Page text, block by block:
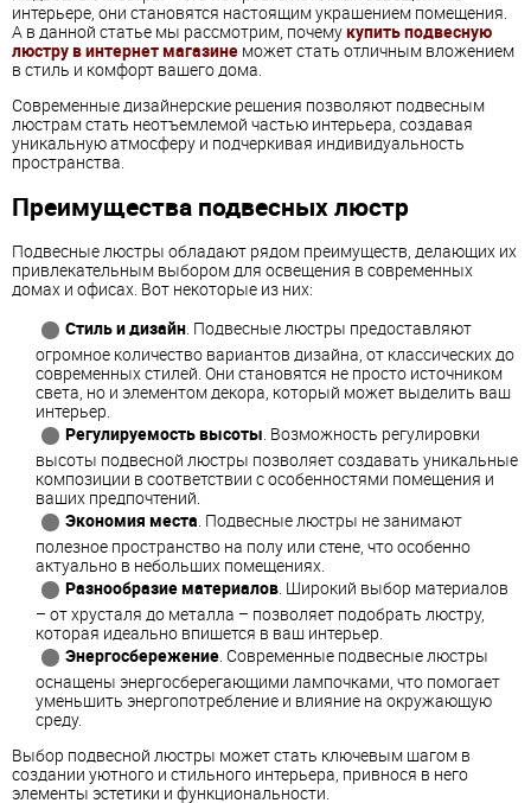
интерьере, они становятся настоящим украшением помещения.
А в данной статье мы рассмотрим, почемукупить подвесную
люстру в интернет магазине может стать отличным вложением
в стиль и комфорт вашего дома.
Современные дизайнерские решения позволяют подвесным
люстрам стать неотъемлемой частью интерьера, создавая
уникальную атмосферу и подчеркивая индивидуальность
пространства.
Преимущества подвесных люстр
Подвесные люстры обладают рядом преимуществ, делающих их
привлекательным выбором для освещения в современных
домах и офисах. Вот некоторые из них:
Стиль и дизайн. Подвесные люстры предоставляют
огромное количество вариантов дизайна, от классических до
современных стилей. Они становятся не просто источником
света, но и элементом декора, который может выделить ваш
интерьер.
Регулируемость высоты. Возможность регулировки
высоты подвесной люстры позволяет создавать уникальные
композиции в соответствии с особенностями помещения и
ваших предпочтений.
Экономия места. Подвесные люстры не занимают
полезное пространство на полу или стене, что особенно
актуально в небольших помещениях.
Разнообразие материалов. Широкий выбор материалов
– от хрусталя до металла – позволяет подобрать люстру,
которая идеально впишется в ваш интерьер.
Энергосбережение. Современные подвесные люстры
оснащены энергосберегающими лампочками, что помогает
уменьшить энергопотребление и влияние на окружающую
среду.
Выбор подвесной люстры может стать ключевым шагом в
создании уютного и стильного интерьера, привнося в него
элементы эстетики и функциональности.